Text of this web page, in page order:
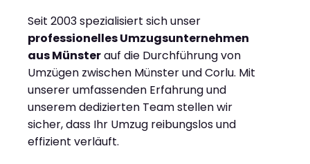
Seit 2003 spezialisiert sich unser
professionelles Umzugsunternehmen
aus Münsterauf die Durchführung von
Umzügen zwischen Münster und Corlu. Mit
unserer umfassenden Erfahrung und
unserem dedizierten Team stellen wir
sicher, dass Ihr Umzug reibungslos und
effizient verläuft.